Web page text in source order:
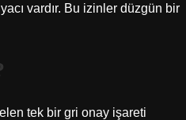
vardır. Bu izinler düzgün bir
tek bir gri onay işareti